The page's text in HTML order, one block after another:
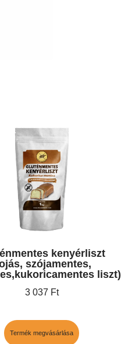
kenyérliszt
szójamentes,
liszt)
3 037 Ft
Termék megvásárlása